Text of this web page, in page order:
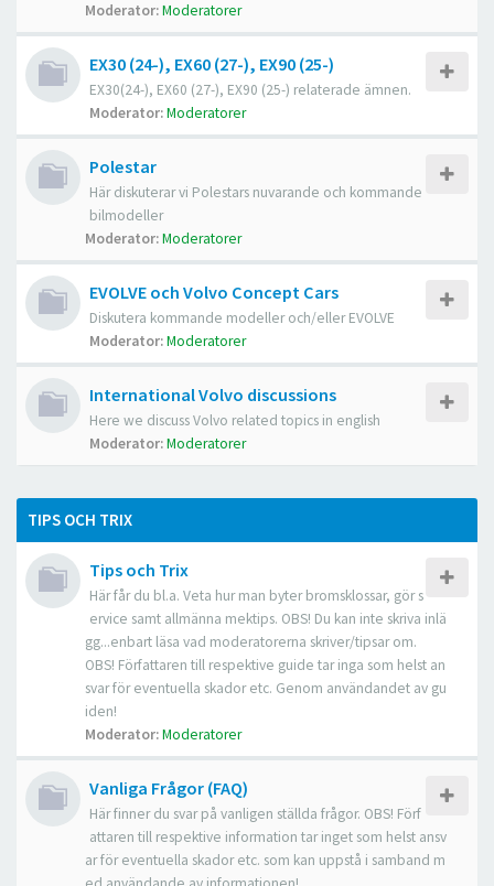
Moderator:Moderatorer
EX30 (24-), EX60 (27-), EX90 (25-)
EX30(24-), EX60 (27-), EX90 (25-) relaterade ämnen.
Moderator:Moderatorer
Polestar
Här diskuterar vi Polestars nuvarande och kommande
bilmodeller
Moderator:Moderatorer
EVOLVE och Volvo Concept Cars
Diskutera kommande modeller och/eller EVOLVE
Moderator:Moderatorer
International Volvo discussions
Here we discuss Volvo related topics in english
Moderator:Moderatorer
TIPS OCH TRIX
Tips och Trix
Här får du bl.a. Veta hur man byter bromsklossar, gör s
ervice samt allmänna mektips. OBS! Du kan inte skriva inlä
gg...enbart läsa vad moderatorerna skriver/tipsar om.
OBS! Författaren till respektive guide tar inga som helst an
svar för eventuella skador etc. Genom användandet av gu
iden!
Moderator:Moderatorer
Vanliga Frågor (FAQ)
Här finner du svar på vanligen ställda frågor. OBS! Förf
attaren till respektive information tar inget som helst ansv
ar för eventuella skador etc. som kan uppstå i samband m